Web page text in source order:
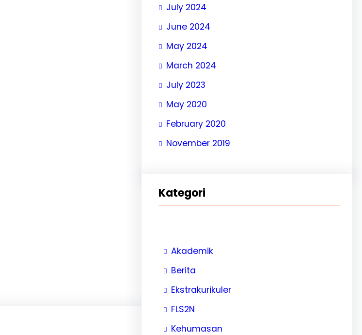
July 2024
June 2024
May 2024
March 2024
July 2023
May 2020
February 2020
November 2019
Kategori
Akademik
Berita
Ekstrakurikuler
FLS2N
Kehumasan